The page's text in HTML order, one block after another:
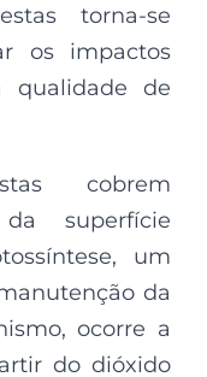
torna-se
os impactos
qualidade de
cobrem
superfície
um
da
ocorre a
do dióxido